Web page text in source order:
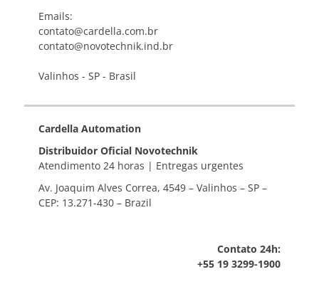
Emails:
contato@cardella.com.br
contato@novotechnik.ind.br
Valinhos - SP - Brasil
Cardella Automation
Distribuidor Oficial Novotechnik
Atendimento 24 horas | Entregas urgentes
Av. Joaquim Alves Correa, 4549 – Valinhos – SP –
CEP: 13.271-430 – Brazil
Contato 24h:
+55 19 3299-1900